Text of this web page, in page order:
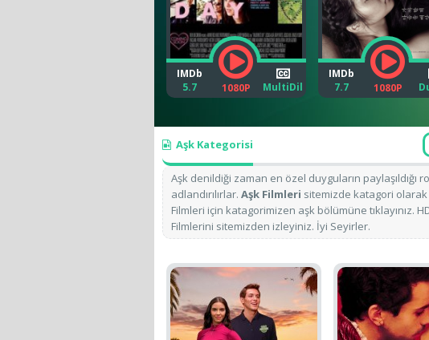
IMDb
5.7
1080P MultiDil
IMDb
7.7
1080P
Aşk Kategorisi
Aşk denildiği zaman en özel duyguların paylaşıldığı
adlandırılırlar. Aşk Filmleri sitemizde katagori
Filmleri için katagorimizen aşk bölümüne tıklayınız.
Filmlerini sitemizden izleyiniz. İyi Seyirler.